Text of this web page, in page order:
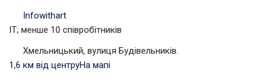
Infowithart
IT; менше 10 співробітників
Хмельницький, вулиця Будівельників.
1,6 км від центруНа мапі